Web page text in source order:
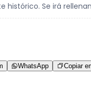
histórico. Se irá
WhatsApp Copiar